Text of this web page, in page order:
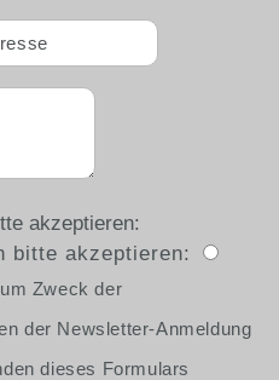
akzeptieren:
bitte akzeptieren:
Zweck der
der Newsletter-Anmeldung
dieses Formulars